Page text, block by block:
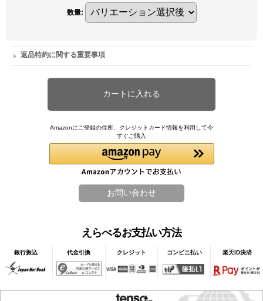
数量:
返品特約に関する重要事項
Amazonにご登録の住所、クレジットカード情報を利用して今
すぐご購入
えらべるお支払い方法
銀行振込 代金引換 クレジット コンビニ払い 楽天ID決済